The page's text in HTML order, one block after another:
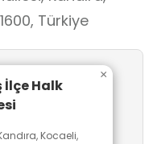
veya hikâye
Türkiye
İlçe Halk
Kocaeli,
×